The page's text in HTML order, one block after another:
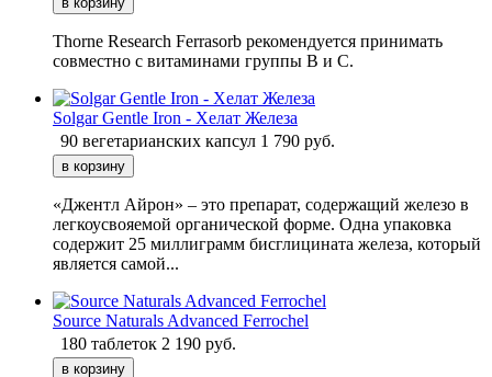
Thorne Research Ferrasorb рекомендуется принимать
совместно с витаминами группы В и С.
Solgar Gentle Iron - Хелат Железа
90 вегетарианских капсул 1 790 руб.
«Джентл Айрон» – это препарат, содержащий железо в
легкоусвояемой органической форме. Одна упаковка
содержит 25 миллиграмм бисглицината железа, который
является самой...
Source Naturals Advanced Ferrochel
180 таблеток 2 190 руб.